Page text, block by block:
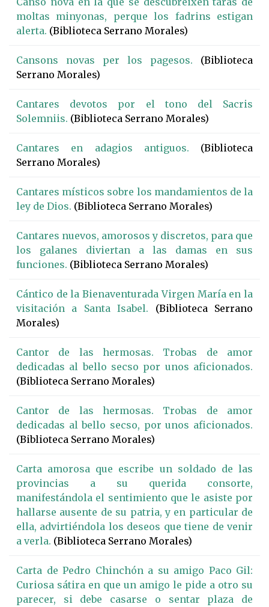
moltas minyonas, perque los fadrins estigan
alerta. (Biblioteca Serrano Morales)
Cansons novas per los pagesos. (Biblioteca
Serrano Morales)
Cantares devotos por el tono del Sacris
Solemniis. (Biblioteca Serrano Morales)
Cantares en adagios antiguos. (Biblioteca
Serrano Morales)
Cantares místicos sobre los mandamientos de la
ley de Dios. (Biblioteca Serrano Morales)
Cantares nuevos, amorosos y discretos, para que
los galanes diviertan a las damas en sus
funciones. (Biblioteca Serrano Morales)
Cántico de la Bienaventurada Virgen María en la
visitación a Santa Isabel. (Biblioteca Serrano
Morales)
Cantor de las hermosas. Trobas de amor
dedicadas al bello secso por unos aficionados.
(Biblioteca Serrano Morales)
Cantor de las hermosas. Trobas de amor
dedicadas al bello secso, por unos aficionados.
(Biblioteca Serrano Morales)
Carta amorosa que escribe un soldado de las
provincias a su querida consorte,
manifestándola el sentimiento que le asiste por
hallarse ausente de su patria, y en particular de
ella, advirtiéndola los deseos que tiene de venir
a verla. (Biblioteca Serrano Morales)
Carta de Pedro Chinchón a su amigo Paco Gil:
Curiosa sátira en que un amigo le pide a otro su
parecer, si debe casarse o sentar plaza de